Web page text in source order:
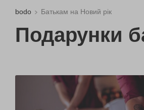
bodo Батькам на Новий рік
Подарунки